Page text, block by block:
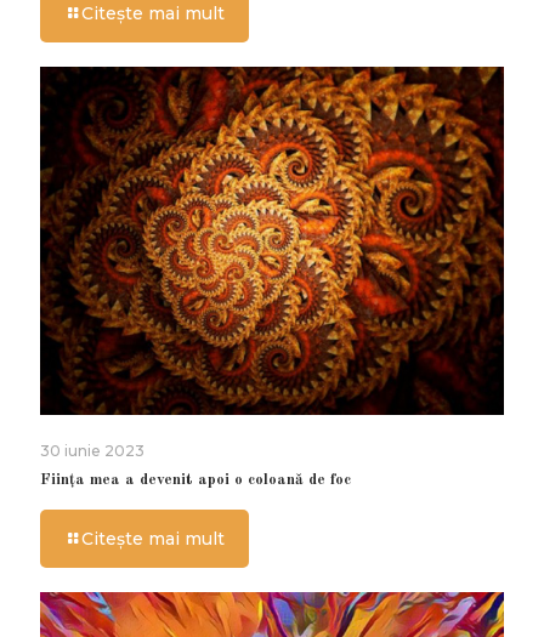
Citește mai mult
30 iunie 2023
Ființa mea a devenit apoi o coloană de foc
Citește mai mult